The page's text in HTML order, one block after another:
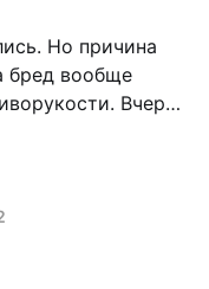
Но причина
бред вообще
Вчера
на
лакомые кусочки